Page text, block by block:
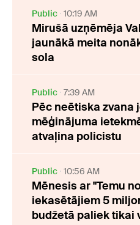
Public 10:19 AM
Mirušā uzņēmēja
jaunākā meita
sola
Public 7:39 AM
Pēc neētiska zvana
mēģinājuma
atvaļina policistu
Public 10:56 AM
Mēnesis ar "Temu
iekasētājiem 5
budžetā paliek tikai